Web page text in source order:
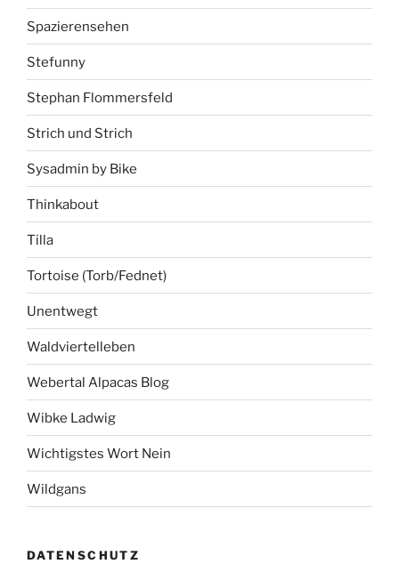
Spazierensehen
Stefunny
Stephan Flommersfeld
Strich und Strich
Sysadmin by Bike
Thinkabout
Tilla
Tortoise (Torb/Fednet)
Unentwegt
Waldviertelleben
Webertal Alpacas Blog
Wibke Ladwig
Wichtigstes Wort Nein
Wildgans
DATENSCHUTZ